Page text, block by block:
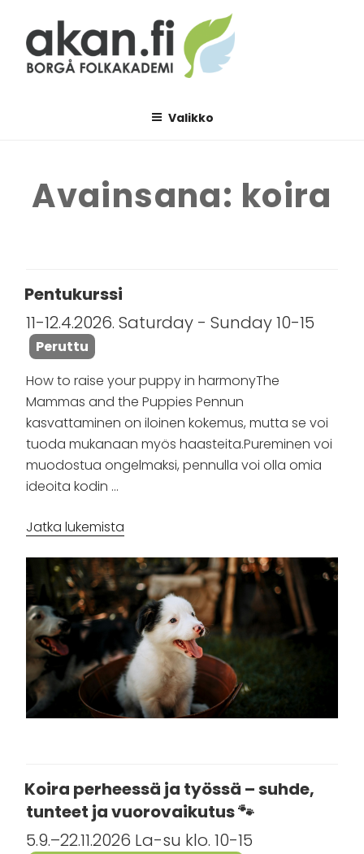
sisältöön
Valikko
Avainsana: koira
Pentukurssi
11-12.4.2026. Saturday - Sunday 10-15
Peruttu
How to raise your puppy in harmonyThe
Mammas and the Puppies Pennun
kasvattaminen on iloinen kokemus, mutta se voi
tuoda mukanaan myös haasteita.Pureminen voi
muodostua ongelmaksi, pennulla voi olla omia
ideoita kodin …
Jatka lukemista
Koira perheessä ja työssä – suhde,
tunteet ja vuorovaikutus 🐾
5.9.–22.11.2026 La-su klo. 10-15